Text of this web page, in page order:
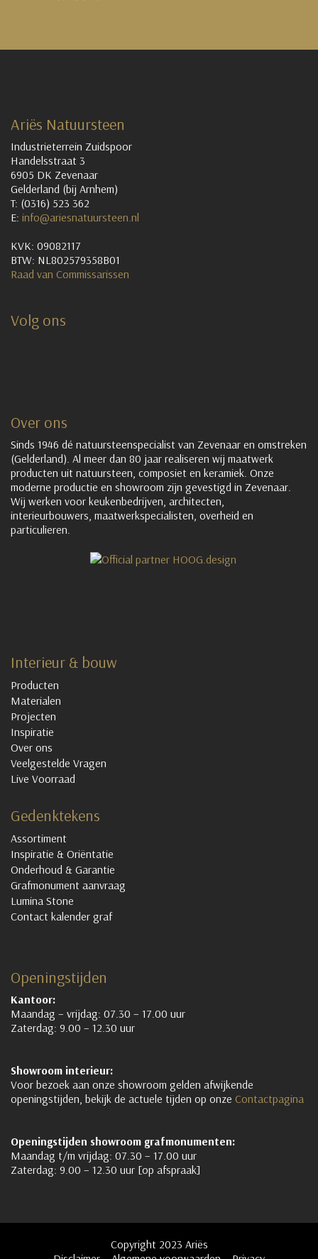
Ariës Natuursteen
Industrieterrein Zuidspoor
Handelsstraat 3
6905 DK Zevenaar
Gelderland (bij Arnhem)
T: (0316) 523 362
E: info@ariesnatuursteen.nl
KVK: 09082117
BTW: NL802579358B01
Raad van Commissarissen
Volg ons
Over ons
Sinds 1946 dé natuursteenspecialist van Zevenaar en omstreken
(Gelderland). Al meer dan 80 jaar realiseren wij maatwerk
producten uit natuursteen, composiet en keramiek. Onze
moderne productie en showroom zijn gevestigd in Zevenaar.
Wij werken voor keukenbedrijven, architecten,
interieurbouwers, maatwerkspecialisten, overheid en
particulieren.
Interieur & bouw
Producten
Materialen
Projecten
Inspiratie
Over ons
Veelgestelde Vragen
Live Voorraad
Gedenktekens
Assortiment
Inspiratie & Oriëntatie
Onderhoud & Garantie
Grafmonument aanvraag
Lumina Stone
Contact kalender graf
Openingstijden
Kantoor:
Maandag – vrijdag: 07.30 – 17.00 uur
Zaterdag: 9.00 – 12.30 uur
Showroom interieur:
Voor bezoek aan onze showroom gelden afwijkende
openingstijden, bekijk de actuele tijden op onze Contactpagina
Openingstijden showroom grafmonumenten:
Maandag t/m vrijdag: 07.30 – 17.00 uur
Zaterdag: 9.00 – 12.30 uur [op afspraak]
Copyright 2023 Ariës